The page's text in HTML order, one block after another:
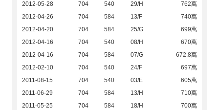
2012-05-28
704 540 29/H
762萬
2012-04-26
704 584 13/F
740萬
2012-04-20
704 584 25/G
699萬
2012-04-16
704 540 08/H
670萬
2012-04-16
704 584 07/G
672.8萬
2012-02-10
704 540 24/F
697萬
2011-08-15
704 540 03/E
605萬
2011-06-29
704 584 13/H
710萬
2011-05-25
704 584 18/H 700萬